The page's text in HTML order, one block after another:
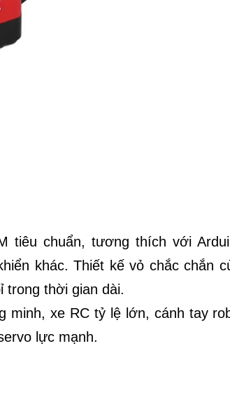
tiêu chuẩn, tương thích với
khác. Thiết kế vỏ chắc chắn
trong thời gian dài.
minh, xe RC tỷ lệ lớn, cánh tay
lực mạnh.